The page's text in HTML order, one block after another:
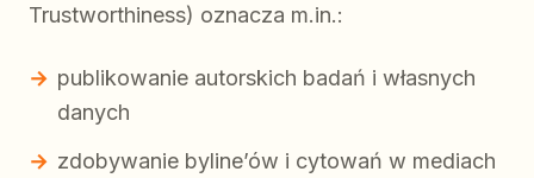
Trustworthiness) oznacza m.in.:
publikowanie autorskich badań i własnych
danych
zdobywanie byline’ów i cytowań w mediach